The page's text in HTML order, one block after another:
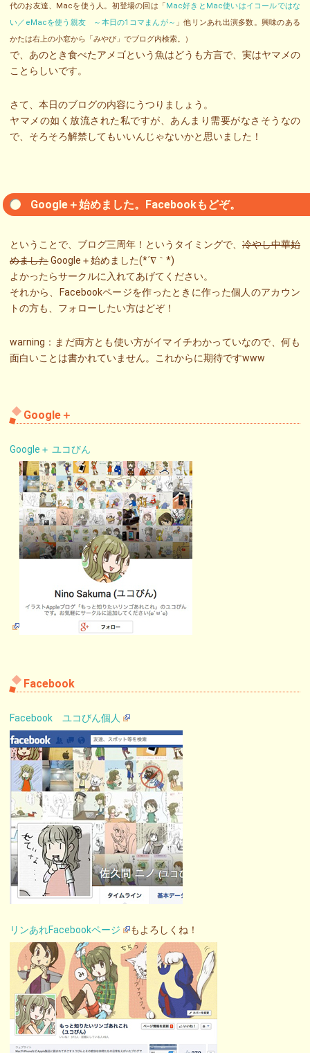
代のお友達、Macを使う人。初登場の回は「Mac好きとMac使いはイコールではな
い／eMacを使う親友 ～本日の1コマまんが～ 」他リンあれ出演多数。興味のある
かたは右上の小窓から「みやび」でブログ内検索。）
で、あのとき食べたアメゴという魚はどうも方言で、実はヤマメの
ことらしいです。
さて、本日のブログの内容にうつりましょう。
ヤマメの如く放流された私ですが、あんまり需要がなさそうなの
で、そろそろ解禁してもいいんじゃないかと思いました！
Google＋始めました。Facebookもどぞ。
ということで、ブログ三周年！というタイミングで、 冷やし中華始
めましたGoogle＋始めました(*´∇｀*)
よかったらサークルに入れてあげてください。
それから、Facebookページを作ったときに作った個人のアカウン
トの方も、フォローしたい方はどぞ！
warning：まだ両方とも使い方がイマイチわかっていなので、何も
面白いことは書かれていません。これからに期待ですwww
Google＋
Google＋ ユコびん
Facebook
Facebook ユコびん個人
リンあれFacebookページ もよろしくね！